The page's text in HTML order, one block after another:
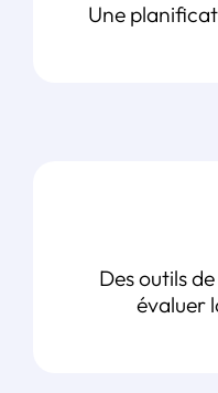
Une
Des outils
évaluer